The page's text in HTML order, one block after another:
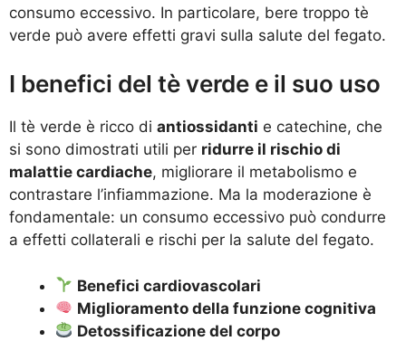
consumo eccessivo. In particolare, bere troppo tè
verde può avere effetti gravi sulla salute del fegato.
I benefici del tè verde e il suo uso
Il tè verde è ricco di antiossidanti e catechine, che
si sono dimostrati utili per ridurre il rischio di
malattie cardiache, migliorare il metabolismo e
contrastare l’infiammazione. Ma la moderazione è
fondamentale: un consumo eccessivo può condurre
a effetti collaterali e rischi per la salute del fegato.
Benefici cardiovascolari
Miglioramento della funzione cognitiva
Detossificazione del corpo